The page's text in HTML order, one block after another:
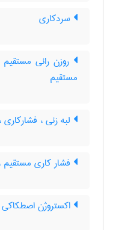
سردکاري
روزن رانی
مستقیم
لبه زنی ،
فشار کاری
اکستروژن اصطکاکی